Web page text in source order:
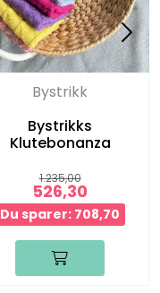
Bystrikk
Bystrikks
Klutebonanza
1.235,00
526,30
Du sparer: 708,70